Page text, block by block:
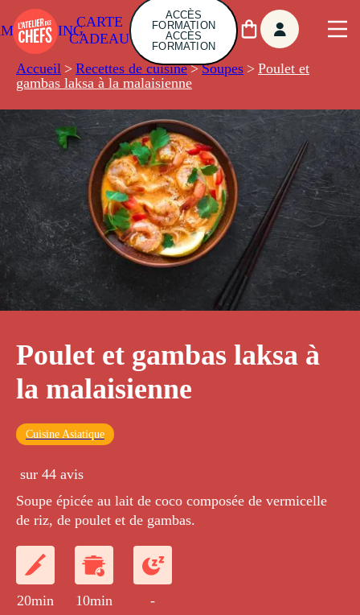
CARTE
CADEAU
ACCÈS
FORMATION
ACCÈS
FORMATION
Accueil > Recettes de cuisine > Soupes > Poulet et
gambas laksa à la malaisienne
Poulet et gambas laksa à
la malaisienne
Cuisine Asiatique
sur 44 avis
Soupe épicée au lait de coco composée de vermicelle
de riz, de poulet et de gambas.
20min 10min -